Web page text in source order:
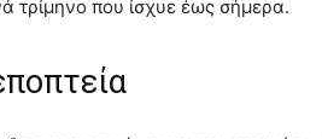
τρίμηνο που ίσχυε έως σήμερα.